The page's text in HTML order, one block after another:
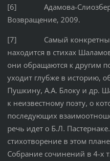
[6] Адамова-
Возвращение, 2009.
[7] Самый конкретный
находится в стихах
они обращаются к другим
уходит глубже в историю,
Пушкину, А.А. Блоку и др.
к неизвестному поэту, о
последующих
речь идет о Б.Л.
стихотворение в этом
Собрание сочинений в 4-х